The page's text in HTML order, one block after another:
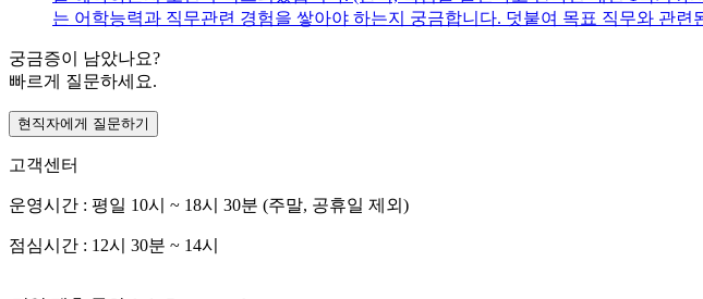
는 어학능력과 직무관련 경험을 쌓아야 하는지 궁금합니다. 덧붙여 목표 직무와 관
궁금증이 남았나요?
빠르게 질문하세요.
현직자에게 질문하기
고객센터
운영시간 : 평일 10시 ~ 18시 30분 (주말, 공휴일 제외)
점심시간 : 12시 30분 ~ 14시